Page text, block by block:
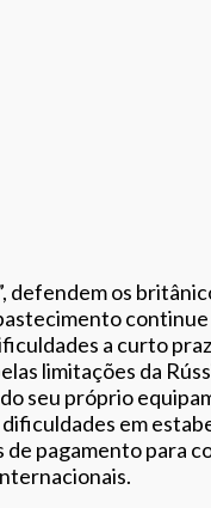
defendem os
continue
a curto
limitações da
seu próprio
em
de pagamento para